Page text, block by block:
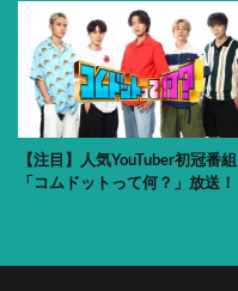
【注目】人気YouTuber初冠番組
「コムドットって何？」放送！